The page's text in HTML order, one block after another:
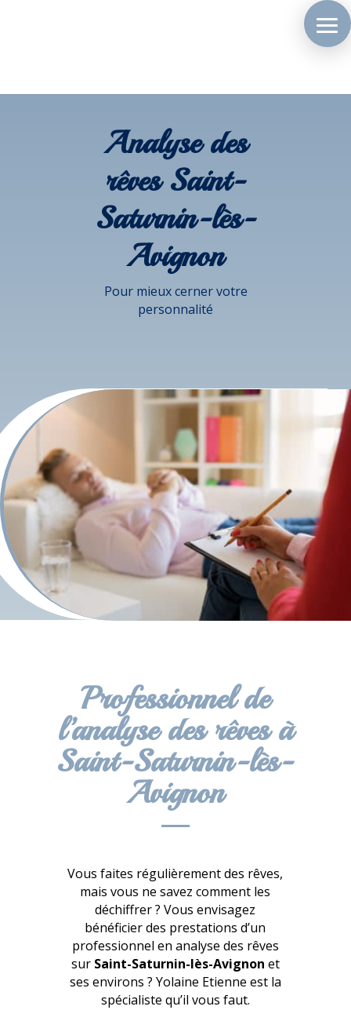
Analyse des
rêves Saint-
Saturnin-lès-
Avignon
Pour mieux cerner votre
personnalité
Professionnel de
l’analyse des rêves à
Saint-Saturnin-lès-
Avignon
Vous faites régulièrement des rêves,
mais vous ne savez comment les
déchiffrer ? Vous envisagez
bénéficier des prestations d’un
professionnel en analyse des rêves
sur Saint-Saturnin-lès-Avignon et
ses environs ? Yolaine Etienne est la
spécialiste qu’il vous faut.